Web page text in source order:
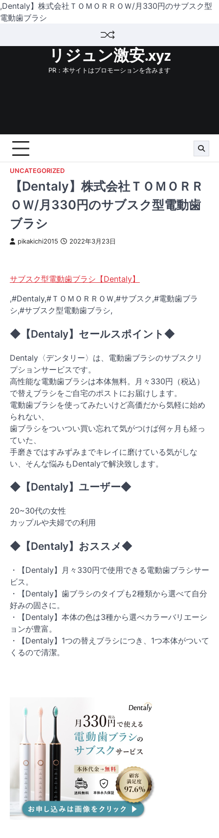
,Dentaly】株式会社ＴＯＭＯＲＲＯＷ/月330円のサブスク型
電動歯ブラシ
リジュン激安.xyz
PR：本サイトはプロモーションを含みます
UNCATEGORIZED
【Dentaly】株式会社ＴＯＭＯＲＲ
ＯＷ/月330円のサブスク型電動歯
ブラシ
pikakichi2015 2022年3月23日
サブスク型電動歯ブラシ【Dentaly】
,#Dentaly,#ＴＯＭＯＲＲＯＷ,#サブスク,#電動歯ブラ
シ,#サブスク型電動歯ブラシ,
◆【Dentaly】セールスポイント◆
Dentaly〈デンタリー〉は、電動歯ブラシのサブスクリ
プションサービスです。
高性能な電動歯ブラシは本体無料。月々330円（税込）
で替えブラシをご自宅のポストにお届けします。
電動歯ブラシを使ってみたいけど高価だから気軽に始め
られない、
歯ブラシをついつい買い忘れて気がつけば何ヶ月も経っ
ていた、
手磨きではすみずみまでキレイに磨けている気がしな
い、そんな悩みもDentalyで解決致します。
◆【Dentaly】ユーザー◆
20~30代の女性
カップルや夫婦での利用
◆【Dentaly】おススメ◆
・【Dentaly】月々330円で使用できる電動歯ブラシサー
ビス。
・【Dentaly】歯ブラシのタイプも2種類から選べて自分
好みの固さに。
・【Dentaly】本体の色は3種から選べカラーバリエーシ
ョンが豊富。
・【Dentaly】1つの替えブラシにつき、1つ本体がついて
くるので清潔。